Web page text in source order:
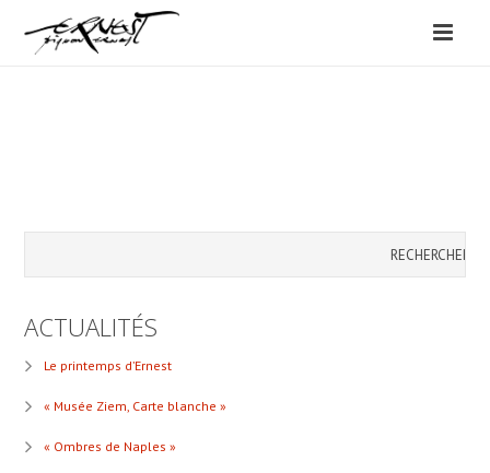
ACTUALITÉS
Le printemps d’Ernest
« Musée Ziem, Carte blanche »
« Ombres de Naples »